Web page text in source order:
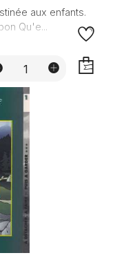
aux enfants.
Qu'e...